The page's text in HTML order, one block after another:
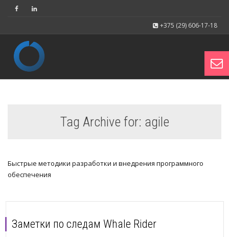
+375 (29) 606-17-18
Tag Archive for: agile
Быстрые методики разработки и внедрения программного
обеспечения
Заметки по следам Whale Rider